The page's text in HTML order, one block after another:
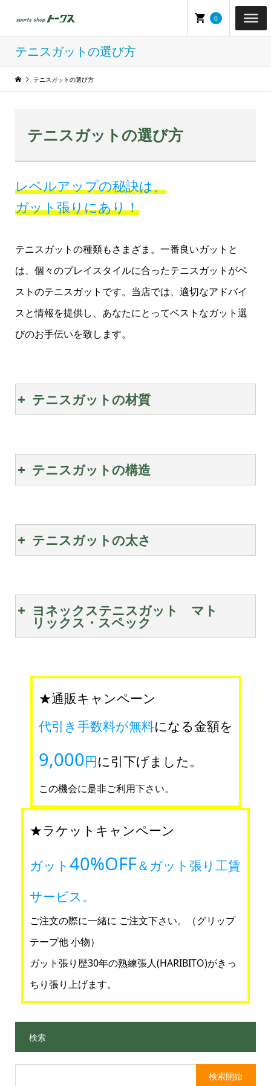
0
テニスガットの選び方
テニスガットの選び方
テニスガットの選び方
レベルアップの秘訣は、
ガット張りにあり！
テニスガットの種類もさまざま。一番良いガットと
は、個々のプレイスタイルに合ったテニスガットがベ
ストのテニスガットです。当店では、適切なアドバイ
スと情報を提供し、あなたにとってベストなガット選
びのお手伝いを致します。
テニスガットの材質
テニスガットの構造
芯材に 数本の側糸を巻きつ
け 反発性が良く耐久性にも
マルチフィラメントは、沢
山の糸を一つに束ね、ソフ
優れたガットです。
テニスガットの太さ
ヨネックステニスガット マト
リックス・スペック
★通販キャンペーン
代引き手数料が無料になる金額を
9,000円に引下げました。
この機会に是非ご利用下さい。
★ラケットキャンペーン
ガット 40%OFF＆ガット張り工賃
サービス。
ご注文の際に一緒に ご注文下さい。（グリップ
テープ他 小物）
ガット張り歴30年の熟練張人(HARIBITO)がきっ
ちり張り上げます。
検索